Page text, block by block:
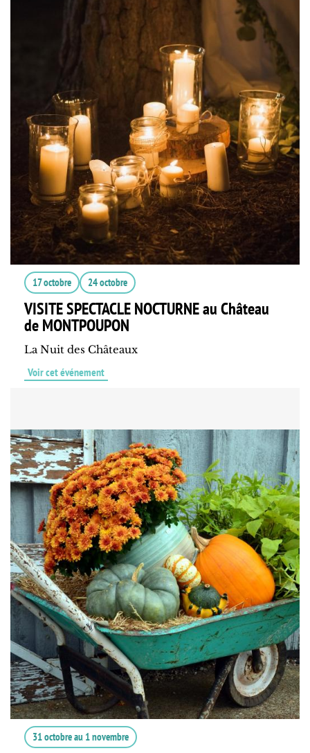
17 octobre 24 octobre
VISITE SPECTACLE NOCTURNE au Château
de MONTPOUPON
La Nuit des Châteaux
Voir cet événement
31 octobreau 1 novembre